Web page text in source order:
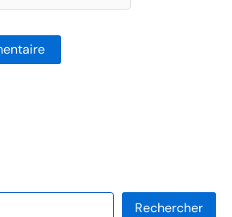
Rechercher